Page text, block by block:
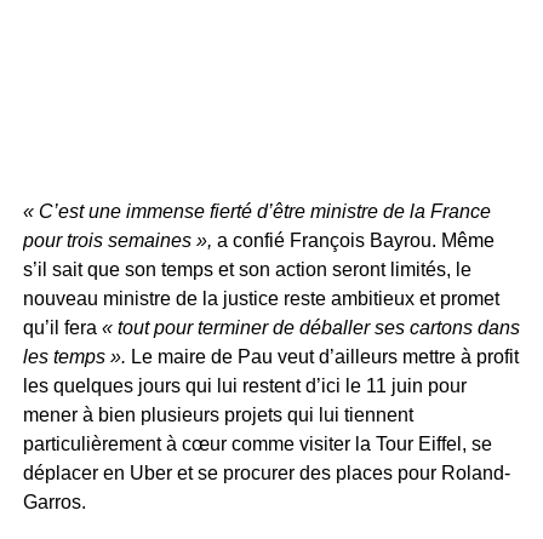
« C’est une immense fierté d’être ministre de la France
pour trois semaines », a confié François Bayrou. Même
s’il sait que son temps et son action seront limités, le
nouveau ministre de la justice reste ambitieux et promet
qu’il fera « tout pour terminer de déballer ses cartons dans
les temps ». Le maire de Pau veut d’ailleurs mettre à profit
les quelques jours qui lui restent d’ici le 11 juin pour
mener à bien plusieurs projets qui lui tiennent
particulièrement à cœur comme visiter la Tour Eiffel, se
déplacer en Uber et se procurer des places pour Roland-
Garros.